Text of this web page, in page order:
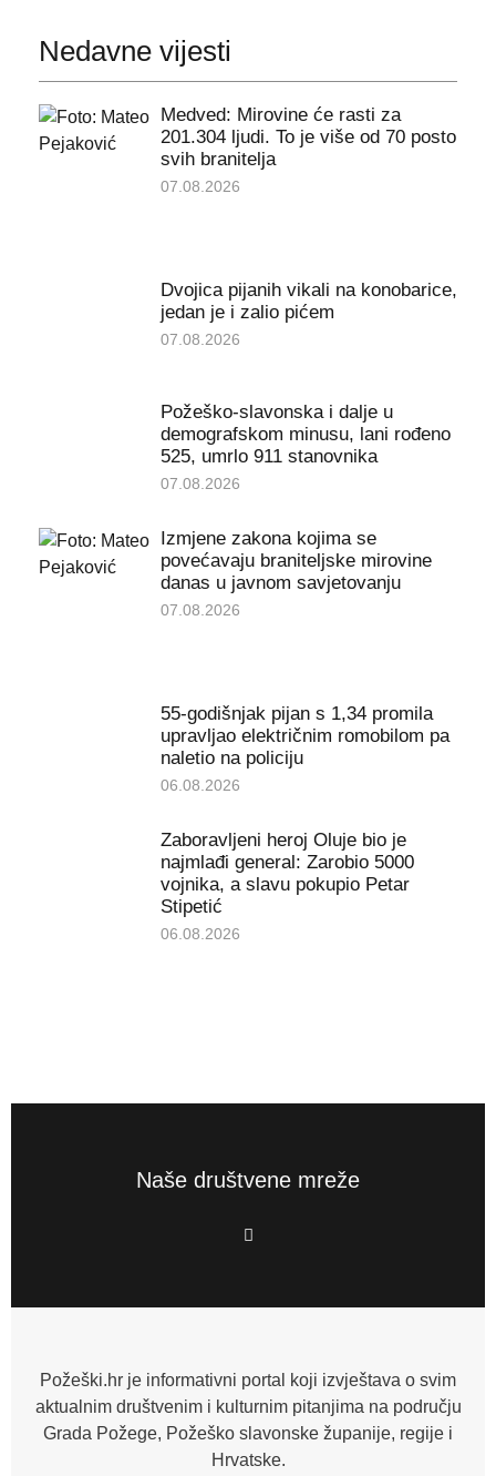
Nedavne vijesti
Medved: Mirovine će rasti za
201.304 ljudi. To je više od 70 posto
svih branitelja
07.08.2026
Dvojica pijanih vikali na konobarice,
jedan je i zalio pićem
07.08.2026
Požeško-slavonska i dalje u
demografskom minusu, lani rođeno
525, umrlo 911 stanovnika
07.08.2026
Izmjene zakona kojima se
povećavaju braniteljske mirovine
danas u javnom savjetovanju
07.08.2026
55-godišnjak pijan s 1,34 promila
upravljao električnim romobilom pa
naletio na policiju
06.08.2026
Zaboravljeni heroj Oluje bio je
najmlađi general: Zarobio 5000
vojnika, a slavu pokupio Petar
Stipetić
06.08.2026
Naše društvene mreže
F
a
o
f
Požeški.hr je informativni portal koji izvještava o svim
aktualnim društvenim i kulturnim pitanjima na području
Grada Požege, Požeško slavonske županije, regije i
Hrvatske.